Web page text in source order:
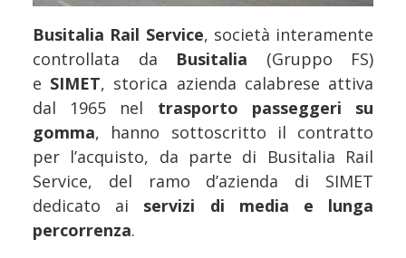
Busitalia Rail Service, società interamente
controllata da Busitalia (Gruppo FS)
e SIMET, storica azienda calabrese attiva
dal 1965 nel trasporto passeggeri su
gomma, hanno sottoscritto il contratto
per l’acquisto, da parte di Busitalia Rail
Service, del ramo d’azienda di SIMET
dedicato ai servizi di media e lunga
percorrenza.